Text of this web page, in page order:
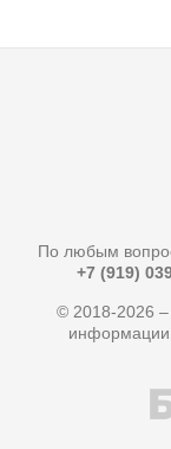
По любым
+7 (919)
© 2018-2026
информации